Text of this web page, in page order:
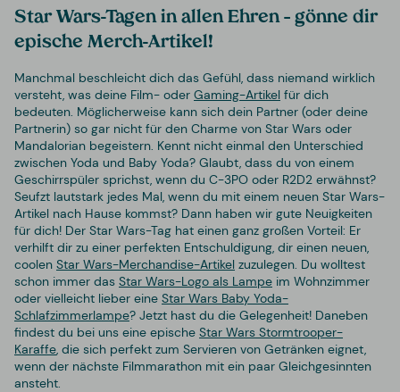
Star Wars-Tagen in allen Ehren – gönne dir
epische Merch-Artikel!
Manchmal beschleicht dich das Gefühl, dass niemand wirklich
versteht, was deine Film- oder Gaming-Artikel für dich
bedeuten. Möglicherweise kann sich dein Partner (oder deine
Partnerin) so gar nicht für den Charme von Star Wars oder
Mandalorian begeistern. Kennt nicht einmal den Unterschied
zwischen Yoda und Baby Yoda? Glaubt, dass du von einem
Geschirrspüler sprichst, wenn du C-3PO oder R2D2 erwähnst?
Seufzt lautstark jedes Mal, wenn du mit einem neuen Star Wars-
Artikel nach Hause kommst? Dann haben wir gute Neuigkeiten
für dich! Der Star Wars-Tag hat einen ganz großen Vorteil: Er
verhilft dir zu einer perfekten Entschuldigung, dir einen neuen,
coolen Star Wars-Merchandise-Artikel zuzulegen. Du wolltest
schon immer das Star Wars-Logo als Lampe im Wohnzimmer
oder vielleicht lieber eine Star Wars Baby Yoda-
Schlafzimmerlampe? Jetzt hast du die Gelegenheit! Daneben
findest du bei uns eine epische Star Wars Stormtrooper-
Karaffe, die sich perfekt zum Servieren von Getränken eignet,
wenn der nächste Filmmarathon mit ein paar Gleichgesinnten
ansteht.